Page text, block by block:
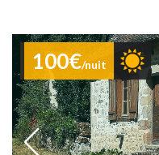
100€/nuit